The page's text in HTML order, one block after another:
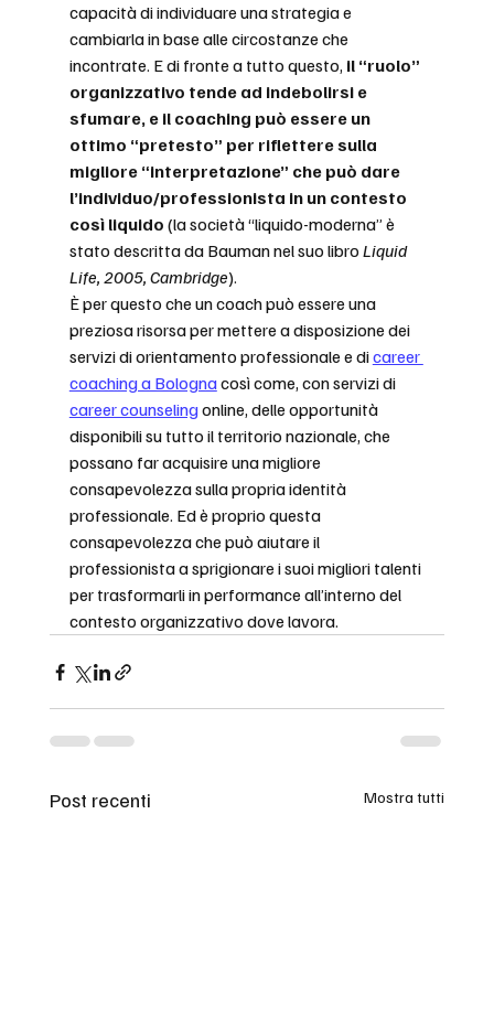
capacità di individuare una strategia e
cambiarla in base alle circostanze che
incontrate. E di fronte a tutto questo, il “ruolo”
organizzativo tende ad indebolirsi e
sfumare, e il coaching può essere un
ottimo “pretesto” per riflettere sulla
migliore “interpretazione” che può dare
l’individuo/professionista in un contesto
così liquido (la società “liquido-moderna” è
stato descritta da Bauman nel suo libro Liquid
Life, 2005, Cambridge).
È per questo che un coach può essere una
preziosa risorsa per mettere a disposizione dei
servizi di orientamento professionale e di career
coaching a Bologna così come, con servizi di
career counseling online, delle opportunità
disponibili su tutto il territorio nazionale, che
possano far acquisire una migliore
consapevolezza sulla propria identità
professionale. Ed è proprio questa
consapevolezza che può aiutare il
professionista a sprigionare i suoi migliori talenti
per trasformarli in performance all’interno del
contesto organizzativo dove lavora.
Post recenti Mostra tutti